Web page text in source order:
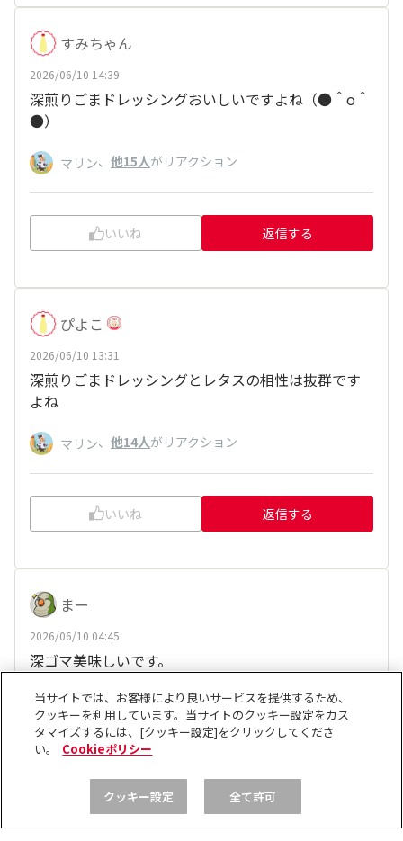
すみちゃん
2026/06/10 14:39
深煎りごまドレッシングおいしいですよね（●＾o＾
●）
マリン、 他15人がリアクション
いいね 返信する
ぴよこ
2026/06/10 13:31
深煎りごまドレッシングとレタスの相性は抜群です
よね
マリン、 他14人がリアクション
いいね 返信する
まー
2026/06/10 04:45
深ゴマ美味しいです。
たか125、他19人がリアクション
いいね 返信する
当サイトでは、お客様により良いサービスを提供するため、
クッキーを利用しています。当サイトのクッキー設定をカス
タマイズするには、[クッキー設定]をクリックしてくださ
い。
Cookieポリシー
クッキー設定 全て許可